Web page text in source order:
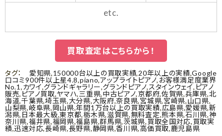
etc.
買取査定はこちらから！
タグ： 愛知県,150000台以上の買取実績,20年以上の実績,Google
口コミ900件以上星4.8,piano,アップライトピアノ, お客様満足度業界
No.1 ,カワイ,グランドギャラリー,グランドピアノ,スタインウェイ, ピアノ
販売, ピアノ買取,ヤマハ,三重県,中古ピアノ,京都府,佐賀県,兵庫県,北
海道,千葉県,埼玉県,大分県,大阪府,奈良県,宮城県,宮崎県,山口県,
山梨県,岐阜県,岡山県,年間1万台以上の買取実績,広島県,愛媛県,新
潟県, 日本最大級,東京都,栃木県,滋賀県,無料査定,熊本県,石川県,神
奈川県,福井県,福岡県,福島県,群馬県,茨城県, 買取全国対応, 買取実
績,迅速対応,長崎県,長野県,静岡県,香川県,高価買取,鹿児島県